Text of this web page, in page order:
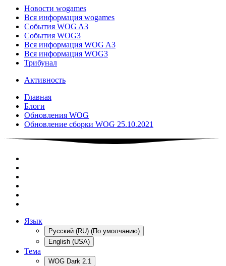
Новости wogames
Вся информация wogames
События WOG A3
События WOG3
Вся информация WOG A3
Вся информация WOG3
Трибунал
Активность
Главная
Блоги
Обновления WOG
Обновление сборки WOG 25.10.2021
Язык
Русский (RU) (По умолчанию)
English (USA)
Тема
WOG Dark 2.1